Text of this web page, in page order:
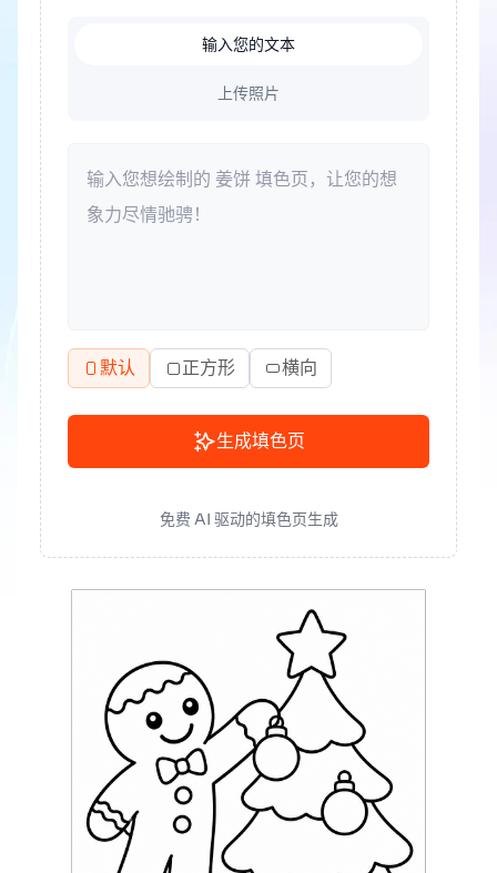
输入您的文本
上传照片
默认 正方形 横向
生成填色页
免费 AI 驱动的填色页生成